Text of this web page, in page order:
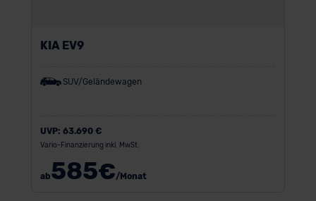
KIA EV9
SUV/Geländewagen
UVP: 63.690 €
Vario-Finanzierung inkl. MwSt.
ab585€/Monat